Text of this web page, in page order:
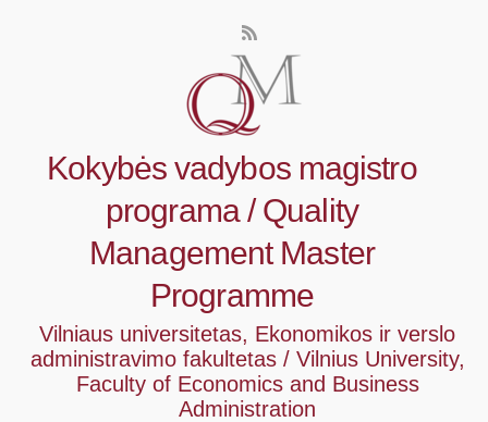
Kokybės vadybos magistro
programa / Quality
Management Master
Programme
Vilniaus universitetas, Ekonomikos ir verslo
administravimo fakultetas / Vilnius University,
Faculty of Economics and Business
Administration